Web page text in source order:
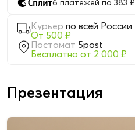
6 платежей по 383 ₽
Курьер по всей России
От 500 ₽
Постомат 5post
Бесплатно от 2 000 ₽
Презентация